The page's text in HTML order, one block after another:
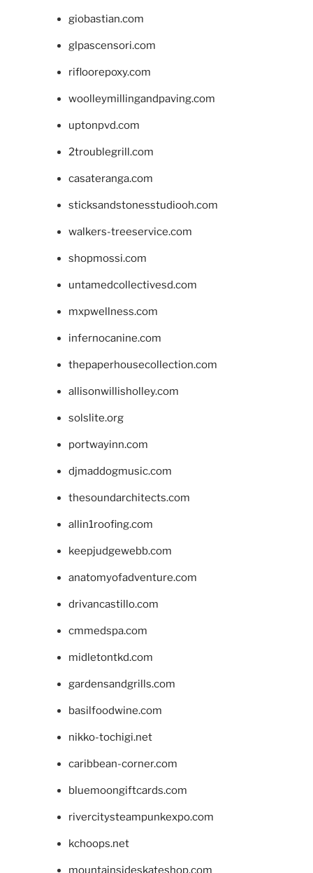
giobastian.com
glpascensori.com
rifloorepoxy.com
woolleymillingandpaving.com
uptonpvd.com
2troublegrill.com
casateranga.com
sticksandstonesstudiooh.com
walkers-treeservice.com
shopmossi.com
untamedcollectivesd.com
mxpwellness.com
infernocanine.com
thepaperhousecollection.com
allisonwillisholley.com
solslite.org
portwayinn.com
djmaddogmusic.com
thesoundarchitects.com
allin1roofing.com
keepjudgewebb.com
anatomyofadventure.com
drivancastillo.com
cmmedspa.com
midletontkd.com
gardensandgrills.com
basilfoodwine.com
nikko-tochigi.net
caribbean-corner.com
bluemoongiftcards.com
rivercitysteampunkexpo.com
kchoops.net
mountainsideskateshop.com